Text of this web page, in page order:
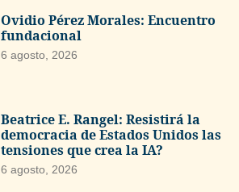
Ovidio Pérez Morales: Encuentro
fundacional
6 agosto, 2026
Beatrice E. Rangel: Resistirá la
democracia de Estados Unidos las
tensiones que crea la IA?
6 agosto, 2026